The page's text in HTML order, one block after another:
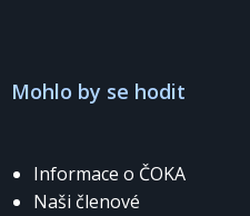
Mohlo by se hodit
Informace o ČOKA
Naši členové